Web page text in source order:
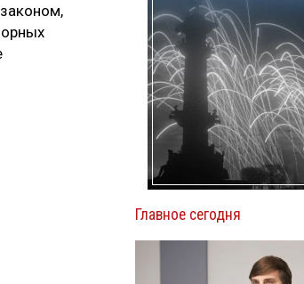
Главное сегодня